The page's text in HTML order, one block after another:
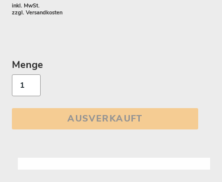
inkl. MwSt.
zzgl. Versandkosten
Menge
AUSVERKAUFT